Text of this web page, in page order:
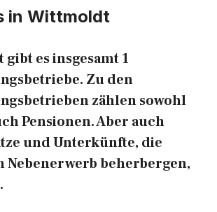
in Wittmoldt
es insgesamt 1
Zu den
zählen sowohl
Pensionen. Aber auch
und Unterkünfte, die
Nebenerwerb beherbergen,